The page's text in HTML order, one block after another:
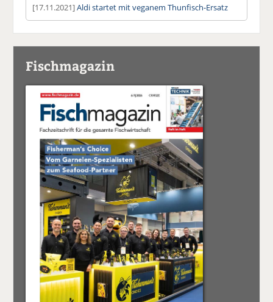
[17.11.2021]Aldi startet mit veganem Thunfisch-Ersatz
Fischmagazin